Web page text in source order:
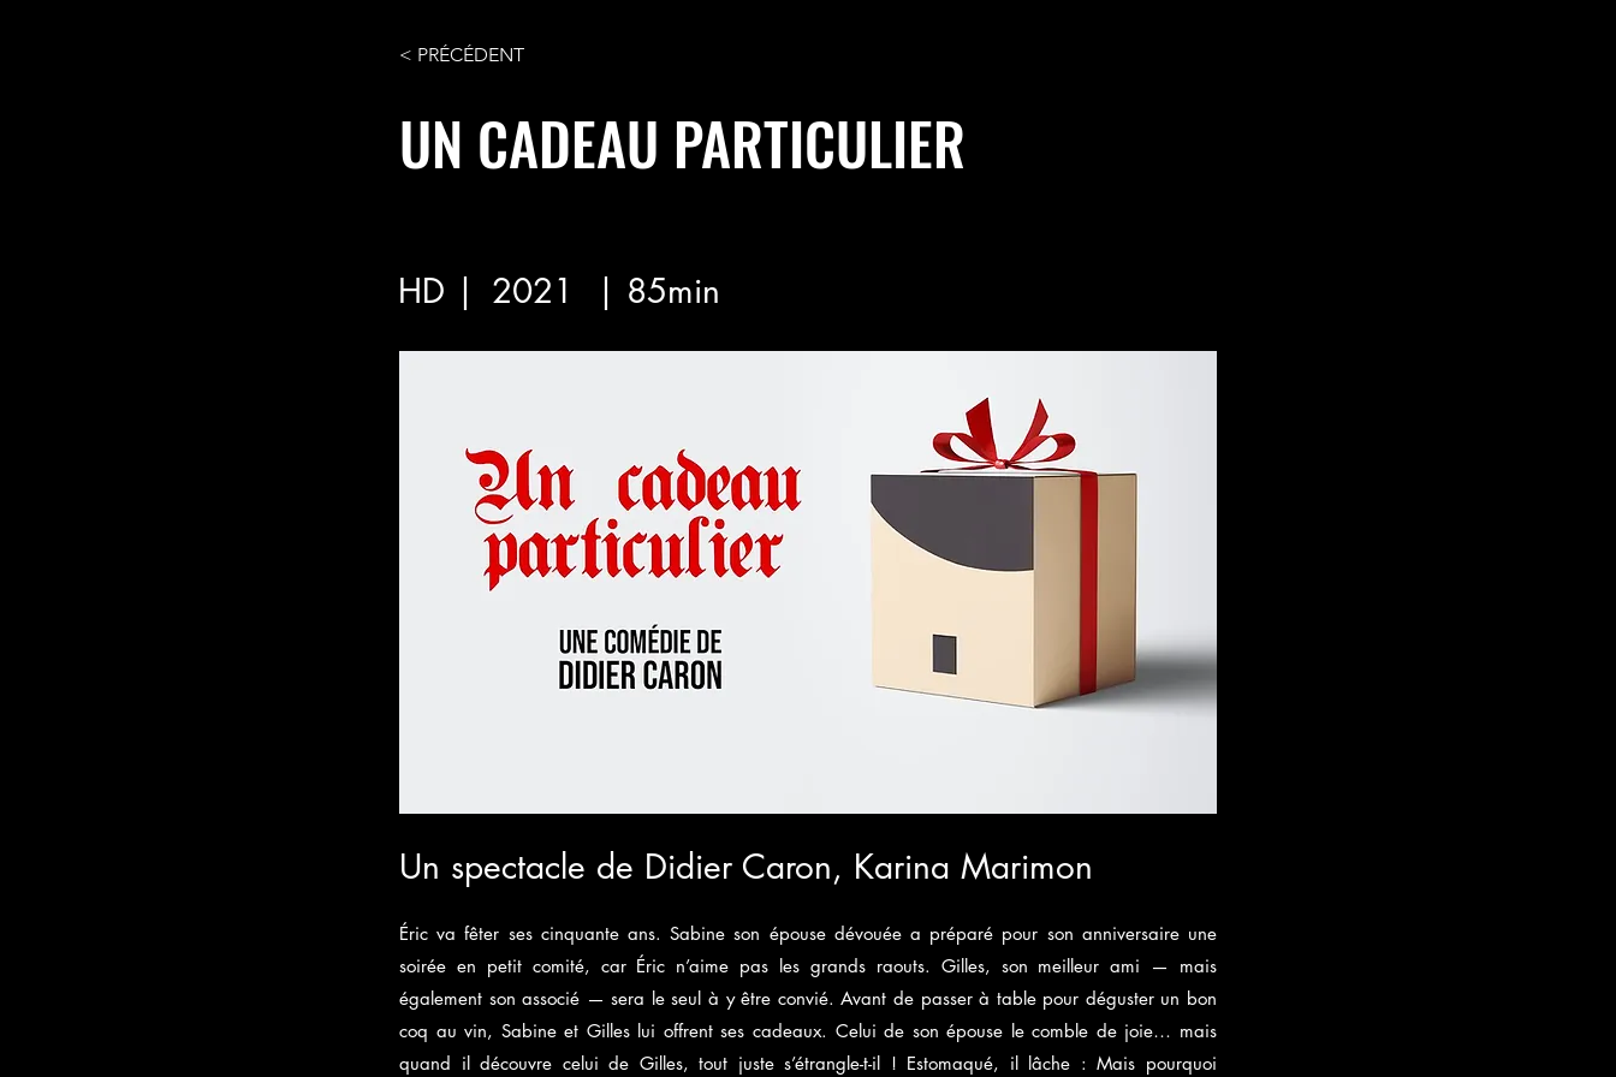
< PRÉCÉDENT
UN CADEAU PARTICULIER
HD | 2021 | 85min
Un spectacle de Didier Caron, Karina Marimon
Éric va fêter ses cinquante ans. Sabine son épouse dévouée a préparé pour son anniversaire une
soirée en petit comité, car Éric n’aime pas les grands raouts. Gilles, son meilleur ami — mais
également son associé — sera le seul à y être convié. Avant de passer à table pour déguster un bon
coq au vin, Sabine et Gilles lui offrent ses cadeaux. Celui de son épouse le comble de joie… mais
quand il découvre celui de Gilles, tout juste s’étrangle-t-il ! Estomaqué, il lâche : Mais pourquoi